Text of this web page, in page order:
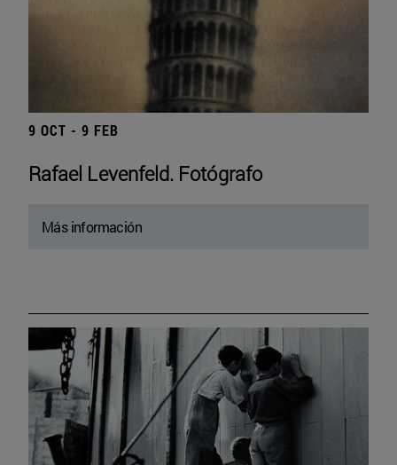
9 OCT - 9 FEB
Rafael Levenfeld. Fotógrafo
Más información